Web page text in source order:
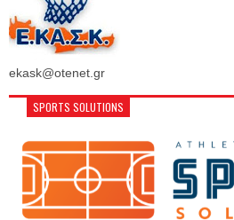
ekask@otenet.gr
SPORTS SOLUTIONS